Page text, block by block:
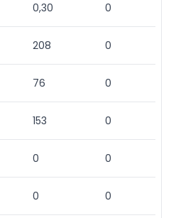
0,30 0
208 0
76 0
153 0
0 0
0 0